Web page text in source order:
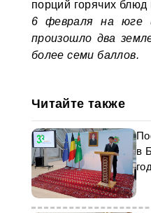
порций горячих
6 февраля на юге
произошло два
более семи баллов.
Читайте также
в